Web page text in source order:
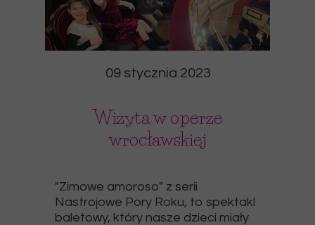
09 stycznia 2023
Wizyta w operze
wrocławskiej
"Zimowe amoroso" z serii
Nastrojowe Pory Roku, to spektakl
baletowy, który nasze dzieci miały